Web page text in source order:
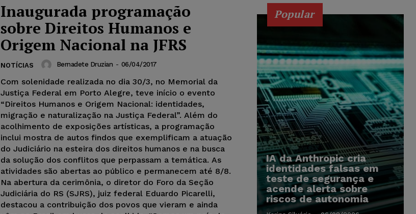
Inaugurada programação
sobre Direitos Humanos e
Origem Nacional na JFRS
NOTÍCIAS Bernadete Druzian - 06/04/2017
Com solenidade realizada no dia 30/3, no Memorial da
Justiça Federal em Porto Alegre, teve início o evento
“Direitos Humanos e Origem Nacional: identidades,
migração e naturalização na Justiça Federal”. Além do
acolhimento de exposições artísticas, a programação
inclui mostra de autos findos que exemplificam a atuação
do Judiciário na esteira dos direitos humanos e na busca
da solução dos conflitos que perpassam a temática. As
atividades são abertas ao público e permanecem até 8/8.
Na abertura da cerimônia, o diretor do Foro da Seção
Judiciária do RS (SJRS), juiz federal Eduardo Picarelli,
destacou a contribuição dos povos que vieram e ainda
Popular
IA da Anthropic cria
identidades falsas em
teste de segurança e
acende alerta sobre
riscos de autonomia